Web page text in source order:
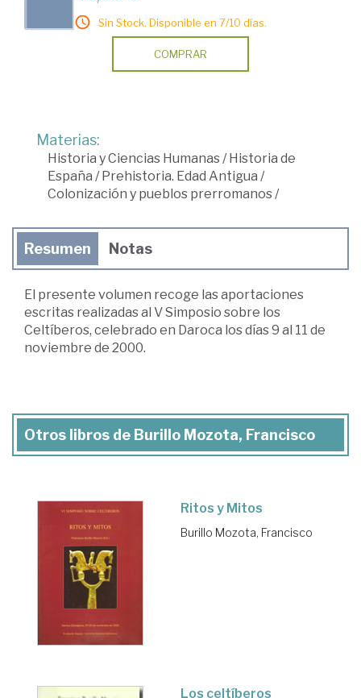
Sin Stock. Disponible en 7/10 días.
COMPRAR
Materias:
Historia y Ciencias Humanas/Historia de
España /Prehistoria. Edad Antigua /
Colonización y pueblos prerromanos/
Resumen Notas
El presente volumen recoge las aportaciones
escritas realizadas al V Simposio sobre los
Celtíberos, celebrado en Daroca los días 9 al 11 de
noviembre de 2000.
Otros libros de Burillo Mozota, Francisco
Ritos y Mitos
Burillo Mozota, Francisco
Los celtíberos